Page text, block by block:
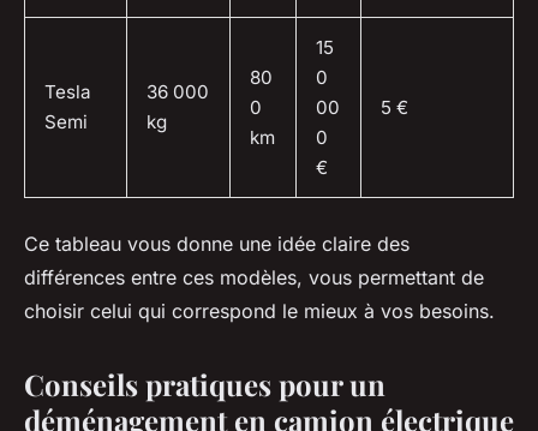
Tesla
Semi
36 000
kg
80
0
km
15
0
00
0
€
5 €
Ce tableau vous donne une idée claire des
différences entre ces modèles, vous permettant de
choisir celui qui correspond le mieux à vos besoins.
Conseils pratiques pour un
déménagement en camion électrique